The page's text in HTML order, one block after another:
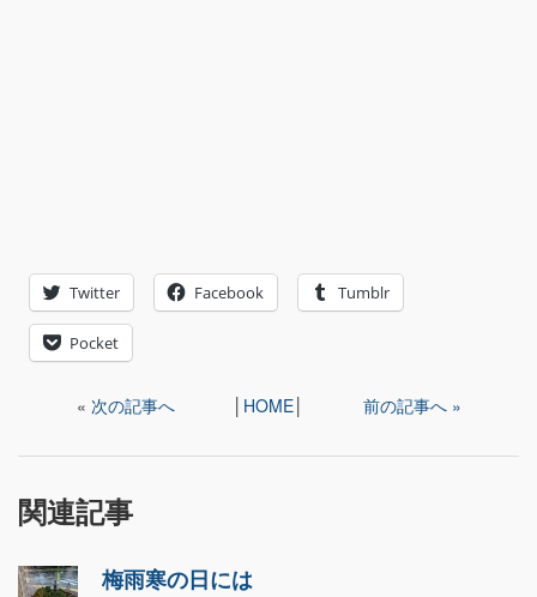
Twitter Facebook Tumblr
Pocket
« 次の記事へ HOME 前の記事へ »
関連記事
梅雨寒の日には